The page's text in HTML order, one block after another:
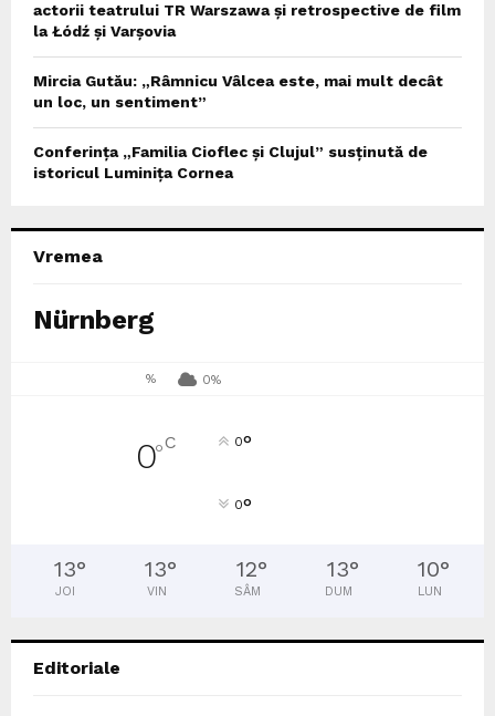
actorii teatrului TR Warszawa și retrospective de film
la Łódź și Varșovia
Mircia Gutău: „Râmnicu Vâlcea este, mai mult decât
un loc, un sentiment”
Conferința „Familia Cioflec și Clujul” susținută de
istoricul Luminița Cornea
Vremea
Nürnberg
% 0%
0°C 0°
0°
13°
JOI
13°
VIN
12°
SÂM
13°
DUM
10°
LUN
Editoriale